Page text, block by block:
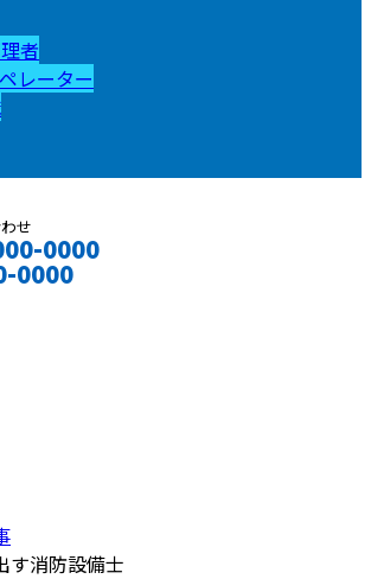
者
レーター
せ
0000
0000
す消防設備士